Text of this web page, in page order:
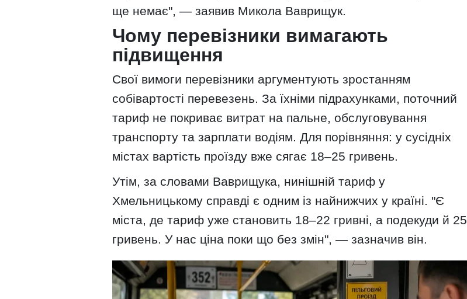
ще немає", — заявив Микола Ваврищук.
Чому перевізники вимагають
підвищення
Свої вимоги перевізники аргументують зростанням
собівартості перевезень. За їхніми підрахунками, поточний
тариф не покриває витрат на пальне, обслуговування
транспорту та зарплати водіям. Для порівняння: у сусідніх
містах вартість проїзду вже сягає 18–25 гривень.
Утім, за словами Ваврищука, нинішній тариф у
Хмельницькому справді є одним із найнижчих у країні. "Є
міста, де тариф уже становить 18–22 гривні, а подекуди й 25
гривень. У нас ціна поки що без змін", — зазначив він.